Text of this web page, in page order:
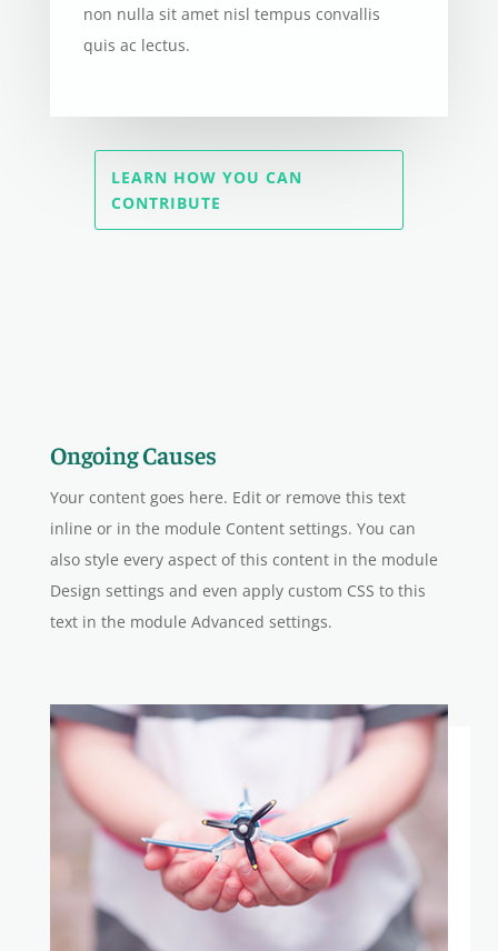
non nulla sit amet nisl tempus convallis
quis ac lectus.
LEARN HOW YOU CAN
CONTRIBUTE
Ongoing Causes
Your content goes here. Edit or remove this text
inline or in the module Content settings. You can
also style every aspect of this content in the module
Design settings and even apply custom CSS to this
text in the module Advanced settings.